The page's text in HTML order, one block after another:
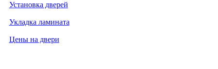
Установка дверей
Укладка ламината
Цены на двери